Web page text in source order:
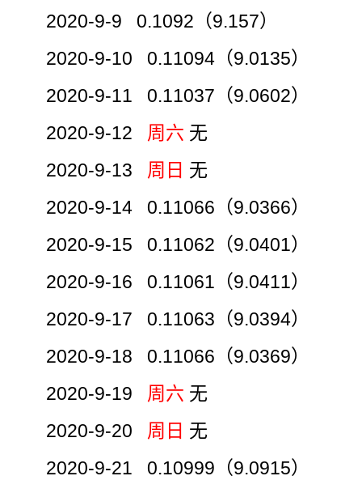
2020-9-9 0.1092（9.157）
2020-9-10 0.11094（9.0135）
2020-9-11 0.11037（9.0602）
2020-9-12 周六 无
2020-9-13 周日 无
2020-9-14 0.11066（9.0366）
2020-9-15 0.11062（9.0401）
2020-9-16 0.11061（9.0411）
2020-9-17 0.11063（9.0394）
2020-9-18 0.11066（9.0369）
2020-9-19 周六 无
2020-9-20 周日 无
2020-9-21 0.10999（9.0915）